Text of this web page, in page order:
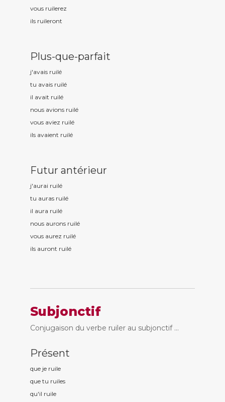
vous ruilerez
ils ruileront
Plus-que-parfait
j'avais ruilé
tu avais ruilé
il avait ruilé
nous avions ruilé
vous aviez ruilé
ils avaient ruilé
Futur antérieur
j'aurai ruilé
tu auras ruilé
il aura ruilé
nous aurons ruilé
vous aurez ruilé
ils auront ruilé
Subjonctif
Conjugaison du verbe ruiler au subjonctif ...
Présent
que je ruile
que tu ruiles
qu'il ruile